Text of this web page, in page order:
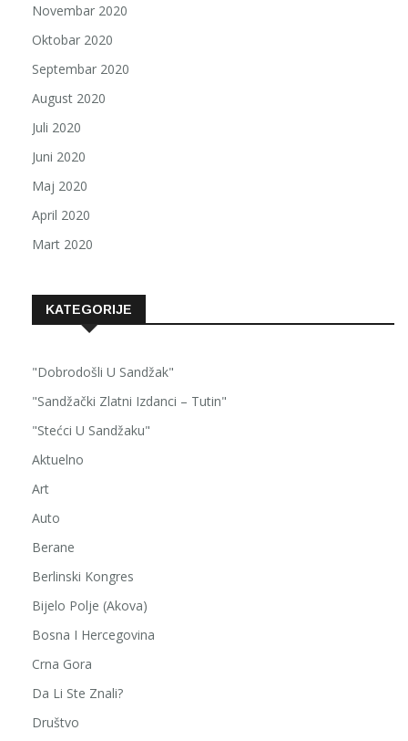
Novembar 2020
Oktobar 2020
Septembar 2020
August 2020
Juli 2020
Juni 2020
Maj 2020
April 2020
Mart 2020
KATEGORIJE
"Dobrodošli U Sandžak"
"Sandžački Zlatni Izdanci – Tutin"
"Stećci U Sandžaku"
Aktuelno
Art
Auto
Berane
Berlinski Kongres
Bijelo Polje (Akova)
Bosna I Hercegovina
Crna Gora
Da Li Ste Znali?
Društvo